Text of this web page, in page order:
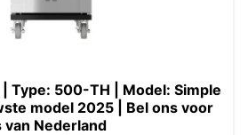
Type: 500-TH | Model: Simple
model 2025 | Bel ons voor
Nederland